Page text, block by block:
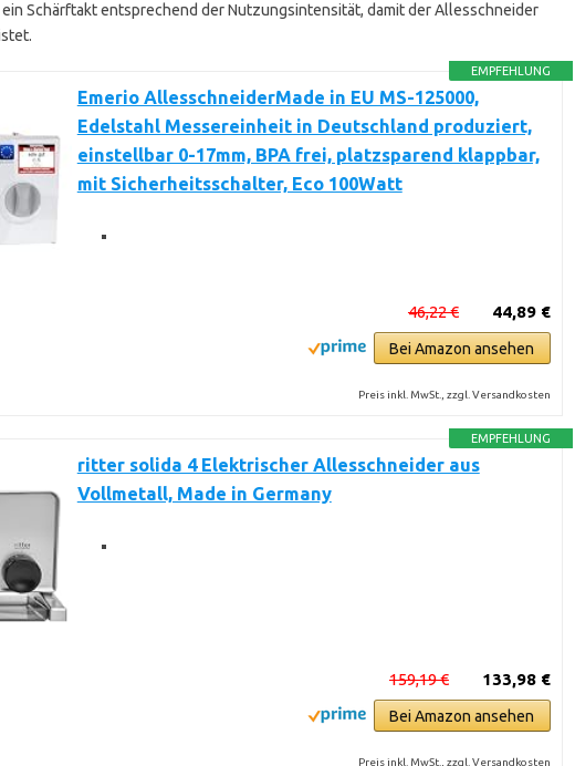
Schärftakt entsprechend der Nutzungsintensität, damit der Allesschneider
EMPFEHLUNG
Emerio AllesschneiderMade in EU MS-125000,
Edelstahl Messereinheit in Deutschland produziert,
einstellbar 0-17mm, BPA frei, platzsparend klappbar,
mit Sicherheitsschalter, Eco 100Watt
44,89 €
46,22 €
Bei Amazon ansehen
Preis inkl. MwSt., zzgl. Versandkosten
EMPFEHLUNG
ritter solida 4 Elektrischer Allesschneider aus
Vollmetall, Made in Germany
133,98 €
159,19 €
Bei Amazon ansehen
Preis inkl. MwSt., zzgl. Versandkosten